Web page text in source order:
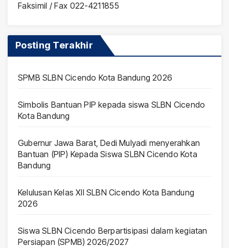
Faksimil / Fax 022-4211855
Posting Terakhir
SPMB SLBN Cicendo Kota Bandung 2026
Simbolis Bantuan PIP kepada siswa SLBN Cicendo
Kota Bandung
Gubernur Jawa Barat, Dedi Mulyadi menyerahkan
Bantuan (PIP) Kepada Siswa SLBN Cicendo Kota
Bandung
Kelulusan Kelas XII SLBN Cicendo Kota Bandung
2026
Siswa SLBN Cicendo Berpartisipasi dalam kegiatan
Persiapan (SPMB) 2026/2027